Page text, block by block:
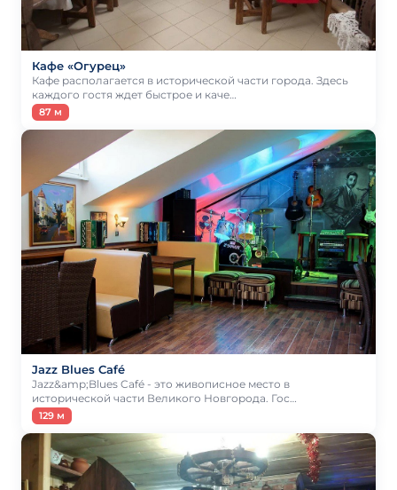
Кафе «Огурец»
Кафе располагается в исторической части города. Здесь
каждого гостя ждет быстрое и каче…
87 м
Jazz Blues Café
Jazz&amp;Blues Café - это живописное место в
исторической части Великого Новгорода. Гос…
129 м